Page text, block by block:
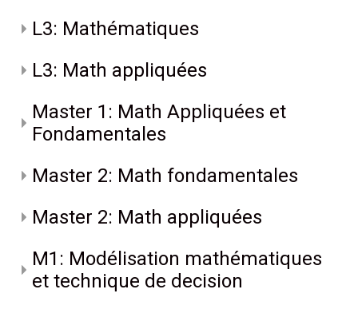
L3: Mathématiques
L3: Math appliquées
Master 1: Math Appliquées et
Fondamentales
Master 2: Math fondamentales
Master 2: Math appliquées
M1: Modélisation mathématiques
et technique de decision